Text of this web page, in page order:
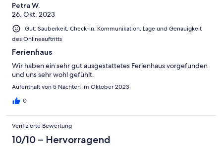
Petra W.
26. Okt. 2023
Gut: Sauberkeit, Check-in, Kommunikation, Lage und Genauigkeit
des Onlineauftritts
Ferienhaus
Wir haben ein sehr gut ausgestattetes Ferienhaus vorgefunden
und uns sehr wohl gefühlt.
Aufenthalt von 5 Nächten im Oktober 2023
0
Verifizierte Bewertung
10/10 – Hervorragend